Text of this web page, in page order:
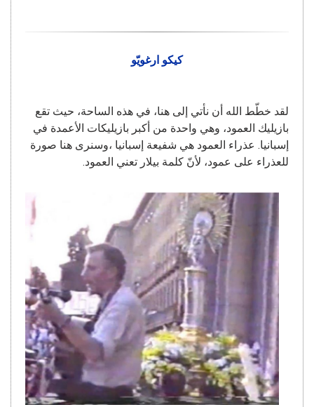
كيكو ارغويّو
لقد خطّط الله أن نأتي إلى هنا، في هذه الساحة، حيث تقع
بازيليك العمود، وهي واحدة من أكبر بازيليكات الأعمدة في
إسبانيا. عذراء العمود هي شفيعة إسبانيا ،وسنرى هنا صورة
للعذراء على عمود، لأنّ كلمة بيلار تعني العمود.